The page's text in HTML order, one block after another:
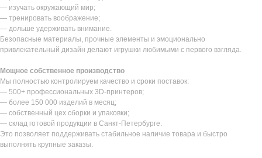
— изучать окружающий мир;
— тренировать воображение;
— дольше удерживать внимание.
Безопасные материалы, прочные элементы и эмоционально
привлекательный дизайн делают игрушки любимыми с первого взгляда.
Мощное собственное производство
Мы полностью контролируем качество и сроки поставок:
— 500+ профессиональных 3D-принтеров;
— более 150 000 изделий в месяц;
— собственный цех сборки и упаковки;
— склад готовой продукции в Санкт-Петербурге.
Это позволяет поддерживать стабильное наличие товара и быстро
выполнять крупные заказы.